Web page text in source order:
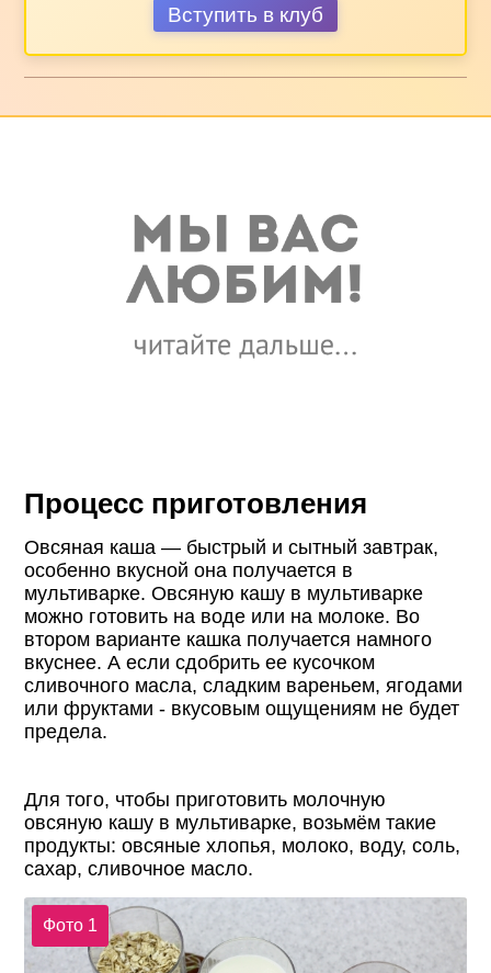
Вступить в клуб
Процесс приготовления
Овсяная каша — быстрый и сытный завтрак,
особенно вкусной она получается в
мультиварке. Овсяную кашу в мультиварке
можно готовить на воде или на молоке. Во
втором варианте кашка получается намного
вкуснее. А если сдобрить ее кусочком
сливочного масла, сладким вареньем, ягодами
или фруктами - вкусовым ощущениям не будет
предела.
Для того, чтобы приготовить молочную
овсяную кашу в мультиварке, возьмём такие
продукты: овсяные хлопья, молоко, воду, соль,
сахар, сливочное масло.
Фото 1